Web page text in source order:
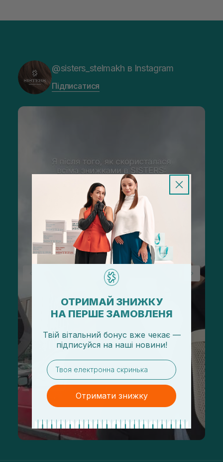
@sisters_stelmakh в Instagram
Підписатися
ОТРИМАЙ ЗНИЖКУ
НА ПЕРШЕ ЗАМОВЛЕНЯ
Твій вітальний бонус вже чекає —
підписуйся на наші новини!
email
Отримати знижку